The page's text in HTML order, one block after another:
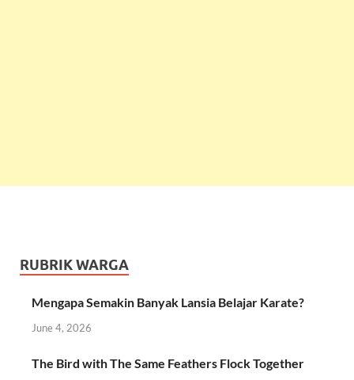
RUBRIK WARGA
Mengapa Semakin Banyak Lansia Belajar Karate?
June 4, 2026
The Bird with The Same Feathers Flock Together